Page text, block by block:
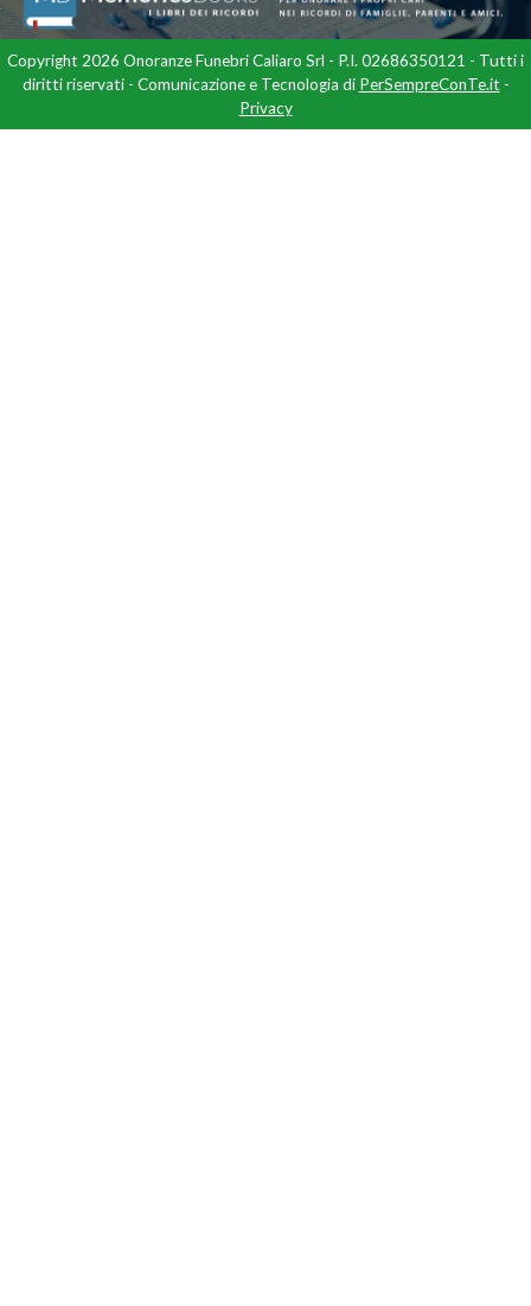
Copyright 2026 Onoranze Funebri Caliaro Srl - P.I. 02686350121 - Tutti i
diritti riservati - Comunicazione e Tecnologia di PerSempreConTe.it -
Privacy